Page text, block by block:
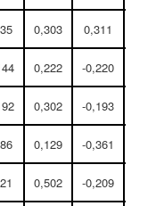
0,303 0,311
0,222 -0,220
0,302 -0,193
0,129 -0,361
0,502 -0,209